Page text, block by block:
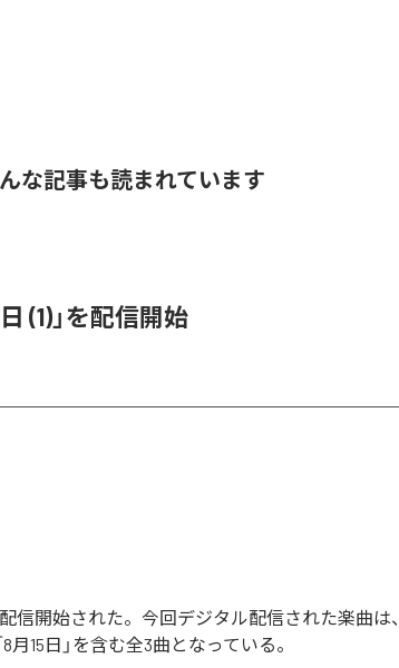
な記事も読まれています
(1)」を配信開始
配信開始された。今回デジタル配信された楽曲は
8月15日」を含む全3曲となっている。